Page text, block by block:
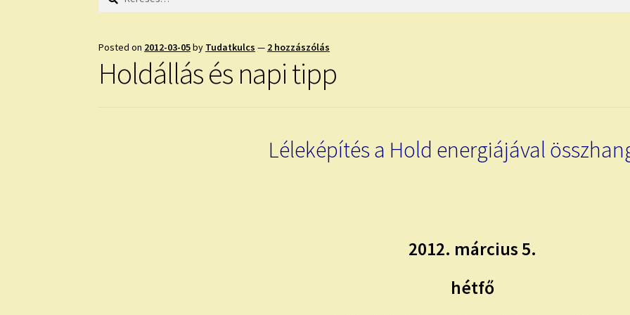
Posted on 2012-03-05by Tudatkulcs — 2 hozzászólás
Holdállás és napi tipp
Léleképítés a Hold energiájával
2012. március 5.
hétfő